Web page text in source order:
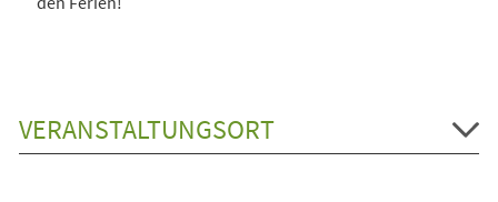
VERANSTALTUNGSORT